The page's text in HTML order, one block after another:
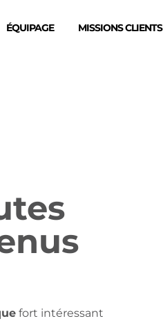
ÉQUIPAGE MISSIONS CLIENTS
fort intéressant